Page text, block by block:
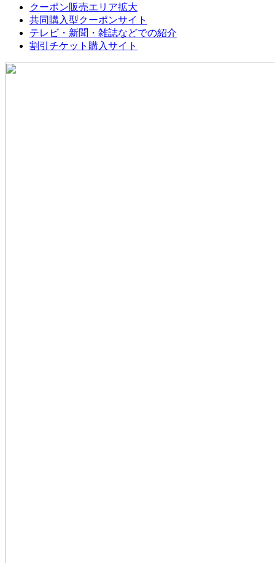
クーポン販売エリア拡大
共同購入型クーポンサイト
テレビ・新聞・雑誌などでの紹介
割引チケット購入サイト